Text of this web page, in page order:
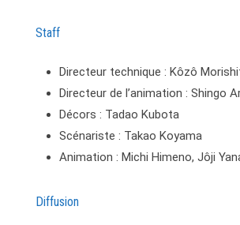
Staff
Directeur technique : Kôzô
Directeur de l’animation : Shingo
Décors : Tadao Kubota
Scénariste : Takao Koyama
Animation : Michi Himeno, Jôji
Diffusion